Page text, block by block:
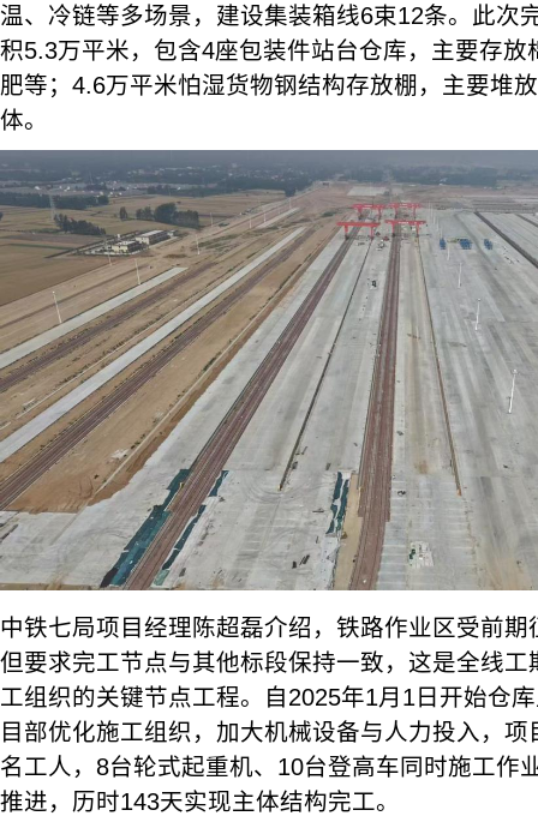
温、冷链等多场景，建设集装箱线6束12条。此次
积5.3万平米，包含4座包装件站台仓库，主要存放
肥等；4.6万平米怕湿货物钢结构存放棚，主要堆
体。
中铁七局项目经理陈超磊介绍，铁路作业区受前
但要求完工节点与其他标段保持一致，这是全线
工组织的关键节点工程。自2025年1月1日开始仓
目部优化施工组织，加大机械设备与人力投入，
名工人，8台轮式起重机、10台登高车同时施工作
推进，历时143天实现主体结构完工。